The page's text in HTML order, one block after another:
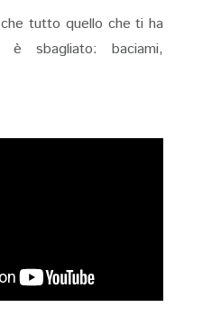
tutto quello che ti ha
sbagliato: baciami,